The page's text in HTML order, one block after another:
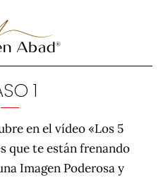
1
en el vídeo «Los 5
que te están frenando
Imagen Poderosa y